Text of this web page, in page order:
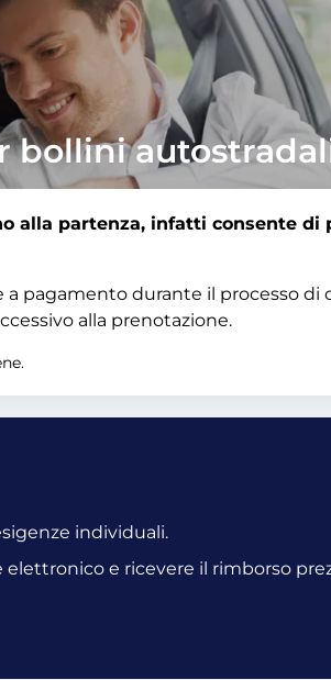
bollini
alla partenza, infatti consente di
pagamento durante il processo
alla prenotazione.
individuali.
e ricevere il rimborso